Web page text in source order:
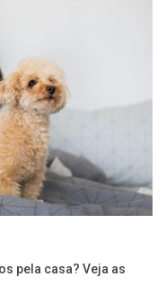
pela casa? Veja as